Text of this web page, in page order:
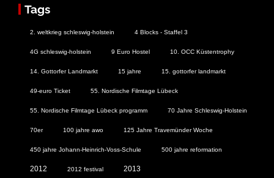
Tags
2. weltkrieg schleswig-holstein 4 Blocks - Staffel 3
4G schleswig-holstein 9 Euro Hostel 10. OCC Küstentrophy
14. Gottorfer Landmarkt 15 jahre 15. gottorfer landmarkt
49-euro Ticket 55. Nordische Filmtage Lübeck
55. Nordische Filmtage Lübeck programm 70 Jahre Schleswig-Holstein
70er 100 jahre awo 125 Jahre Travemünder Woche
450 jahre Johann-Heinrich-Voss-Schule 500 jahre reformation
2012 2012 festival 2013